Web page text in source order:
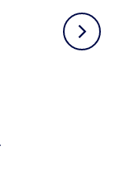
Suivant